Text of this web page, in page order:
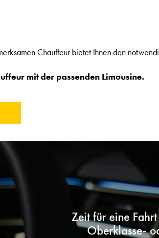
Chauffeur bietet Ihnen den
mit der passenden Limousine.
Zeit für eine
Oberklasse-